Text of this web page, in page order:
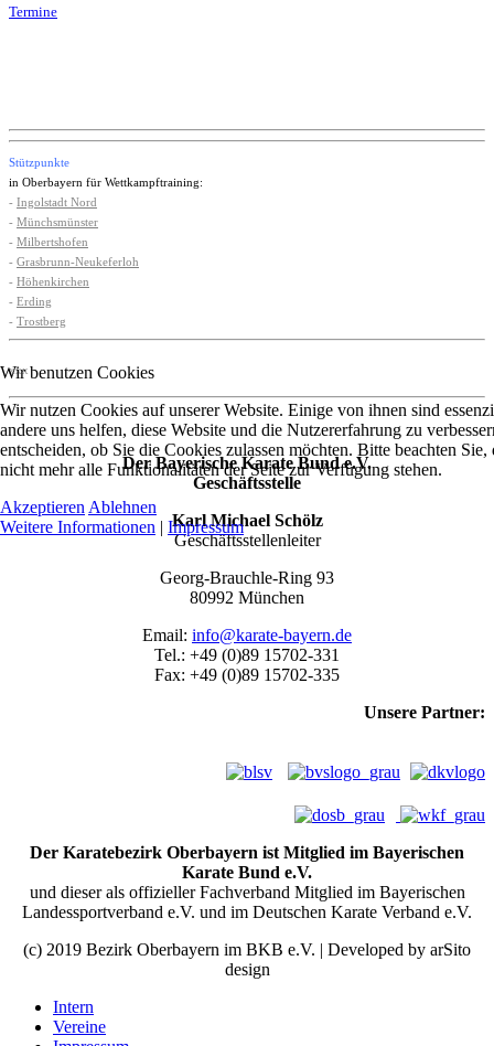
Termine
Stützpunkte
in Oberbayern für Wettkampftraining:
- Ingolstadt Nord
- Münchsmünster
- Milbertshofen
- Grasbrunn-Neukeferloh
- Höhenkirchen
- Erding
- Trostberg
xxx
Der Bayerische Karate Bund e.V.
Geschäftsstelle
Karl Michael Schölz
Geschäftsstellenleiter
Georg-Brauchle-Ring 93
80992 München
Email: info@karate-bayern.de
Tel.: +49 (0)89 15702-331
Fax: +49 (0)89 15702-335
Unsere Partner:
Der Karatebezirk Oberbayern ist Mitglied im Bayerischen
Karate Bund e.V.
und dieser als offizieller Fachverband Mitglied im Bayerischen
Landessportverband e.V. und im Deutschen Karate Verband e.V.
(c) 2019 Bezirk Oberbayern im BKB e.V. | Developed by arSito
design
Intern
Vereine
Wir benutzen Cookies
Wir nutzen Cookies auf unserer Website. Einige von ihnen sind
andere uns helfen, diese Website und die Nutzererfahrung zu
entscheiden, ob Sie die Cookies zulassen möchten. Bitte beachten
nicht mehr alle Funktionalitäten der Seite zur Verfügung stehen.
Akzeptieren Ablehnen
Weitere Informationen | Impressum